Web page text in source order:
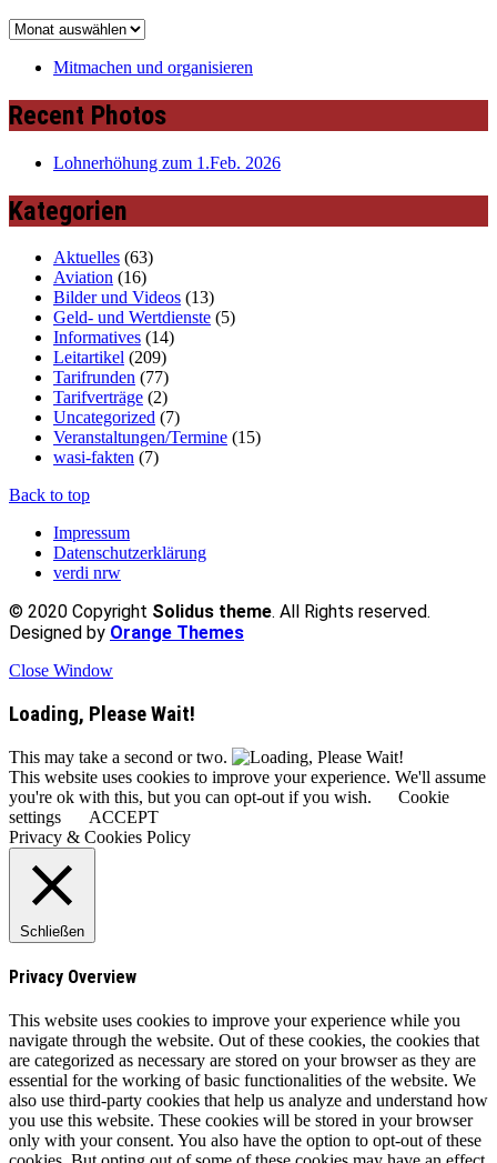
Archiv
Mitmachen und organisieren
Recent Photos
Lohnerhöhung zum 1.Feb. 2026
Kategorien
Aktuelles (63)
Aviation (16)
Bilder und Videos (13)
Geld- und Wertdienste (5)
Informatives (14)
Leitartikel (209)
Tarifrunden (77)
Tarifverträge (2)
Uncategorized (7)
Veranstaltungen/Termine (15)
wasi-fakten (7)
Back to top
Impressum
Datenschutzerklärung
verdi nrw
© 2020 Copyright Solidus theme. All Rights reserved.
Designed by Orange Themes
Close Window
Loading, Please Wait!
This may take a second or two.
This website uses cookies to improve your experience. We'll assume
you're ok with this, but you can opt-out if you wish.
Cookie
settings
ACCEPT
Privacy & Cookies Policy
Schließen
Privacy Overview
This website uses cookies to improve your experience while you
navigate through the website. Out of these cookies, the cookies that
are categorized as necessary are stored on your browser as they are
essential for the working of basic functionalities of the website. We
also use third-party cookies that help us analyze and understand how
you use this website. These cookies will be stored in your browser
only with your consent. You also have the option to opt-out of these